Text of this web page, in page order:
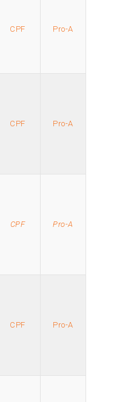
CPF Pro-A
CPF Pro-A
CPF Pro-A
CPF Pro-A